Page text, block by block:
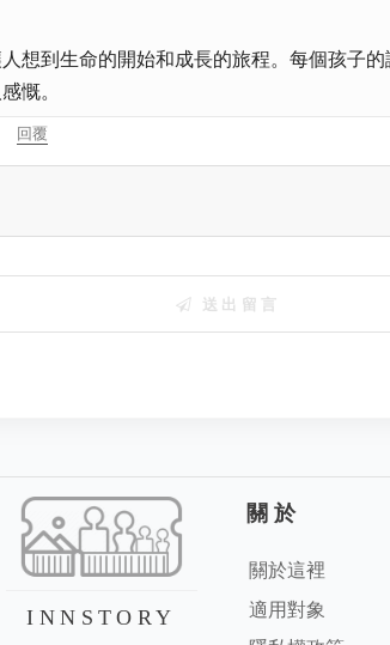
想到生命的開始和成長的旅程。每個孩子
慨。
回覆
送出留言
INNSTORY
關於
關於這裡
適用對象